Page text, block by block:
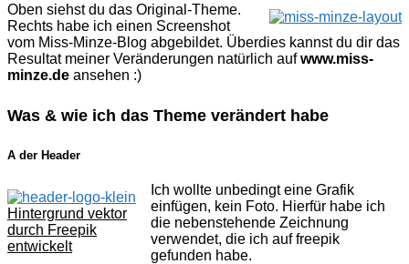
Oben siehst du das Original-Theme.
Rechts habe ich einen Screenshot
vom Miss-Minze-Blog abgebildet. Überdies kannst du dir das
Resultat meiner Veränderungen natürlich aufwww.miss-
minze.de ansehen :)
Was & wie ich das Theme verändert habe
A der Header
Hintergrund vektor
durch Freepik
entwickelt
Ich wollte unbedingt eine Grafik
einfügen, kein Foto. Hierfür habe ich
die nebenstehende Zeichnung
verwendet, die ich auffreepik
gefunden habe.